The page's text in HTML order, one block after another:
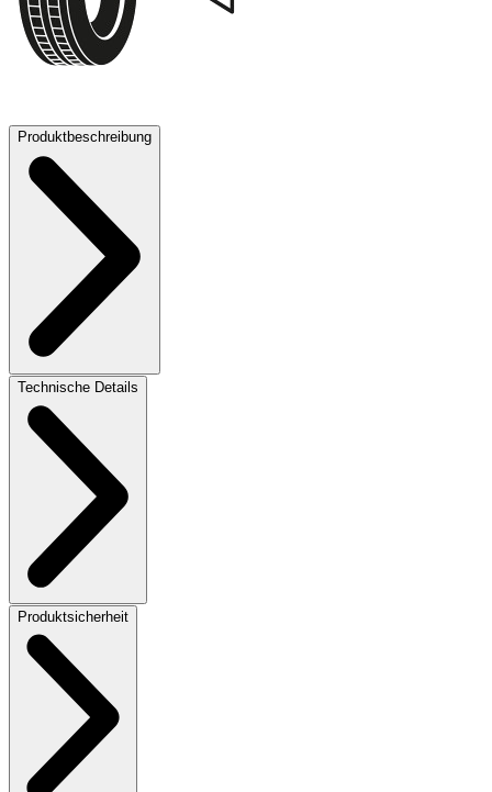
Produktbeschreibung
Technische Details
Produktsicherheit